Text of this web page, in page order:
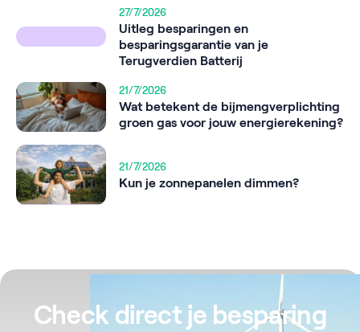
27/7/2026
Uitleg besparingen en
besparingsgarantie van je
Terugverdien Batterij
21/7/2026
Wat betekent de bijmengverplichting
groen gas voor jouw energierekening?
21/7/2026
Kun je zonnepanelen dimmen?
Check direct je besparing